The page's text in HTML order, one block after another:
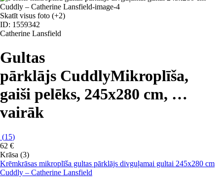
Skatīt visus foto (+2)
ID: 1559342
Catherine Lansfield
Gultas
pārklājs CuddlyMikroplīša,
gaiši pelēks, 245x280 cm, …
vairāk
(15)
62 €
Krāsa (3)
Krēmkrāsas mikroplīša gultas pārklājs divguļamai gultai 245x280 cm
Cuddly – Catherine Lansfield